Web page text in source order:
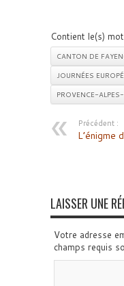
Contient le(s)
CANTON DE
JOURNÉES
PROVENCE-
Précédent :
L’énigme
LAISSER UNE
Votre adresse
champs requis